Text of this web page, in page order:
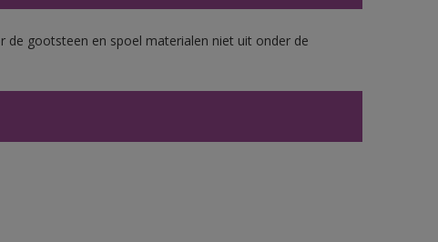
de gootsteen en spoel materialen niet uit onder de